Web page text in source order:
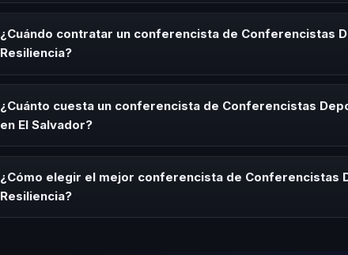
conocimiento, estrategias y experiencias sobre este tema en
generar reflexión, inspiración y herramientas aplicables para la
¿Cuándo contratar un conferencista de Conferencistas
Resiliencia?
convenciones anuales, programas de desarrollo, eventos de
cultural relacionado con esta temática.
¿Cuánto cuesta un conferencista de Conferencistas
en El Salvador?
Salvador ofrecemos asesoría estratégica sin costo y una
¿Cómo elegir el mejor conferencista de Conferencistas
Resiliencia?